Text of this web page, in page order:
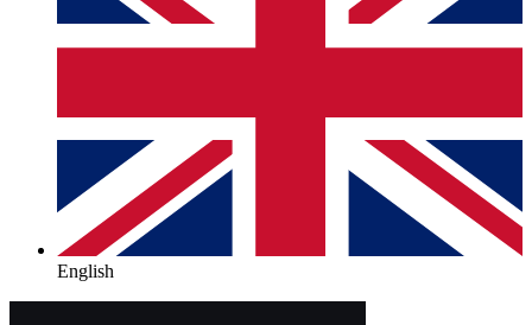
English